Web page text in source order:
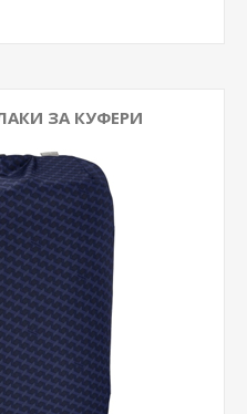
ЗА КУФЕРИ